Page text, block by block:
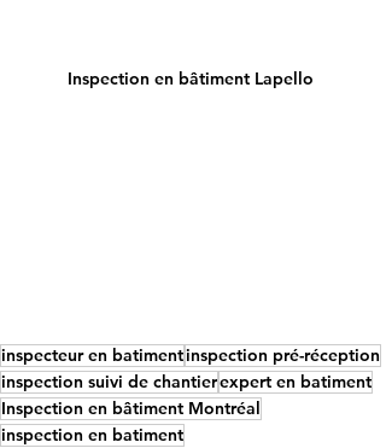
Inspection en bâtiment Lapello
inspecteur en batimentinspection pré-réception
inspection suivi de chantierexpert en batiment
Inspection en bâtiment Montréal
inspection en batiment